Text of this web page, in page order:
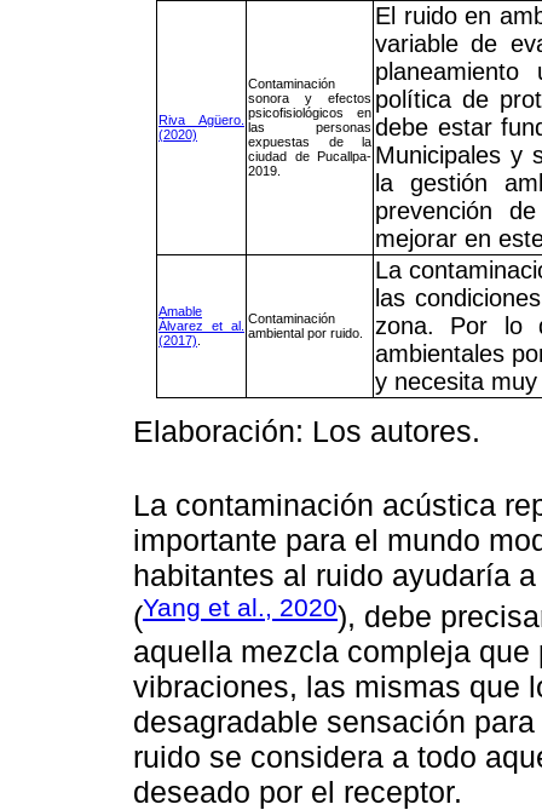
Riva Agüero.
(2020)
Contaminación
sonora y efectos
psicofisiológicos en
las personas
expuestas de la
ciudad de Pucallpa-
2019.
El ruido en
variable de
política de
debe estar
Municipales y
la gestión
prevención
mejorar en
Amable
Álvarez et al.
(2017)
Contaminación
ambiental por ruido.
La
las
zona. Por lo
ambientales
y necesita
Elaboración: Los autores.
La contaminación acústica
importante para el mundo
habitantes al ruido ayudaría
(Yang et al., 2020), debe
aquella mezcla compleja
vibraciones, las mismas que
desagradable sensación
ruido se considera a todo
deseado por el receptor.